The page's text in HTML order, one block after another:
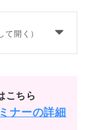
て開く）
こちら
ナーの詳細